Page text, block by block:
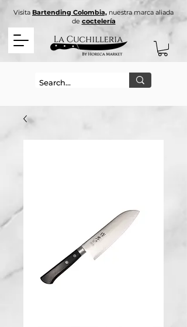
Visita Bartending Colombia, nuestra marca aliada
de coctelería